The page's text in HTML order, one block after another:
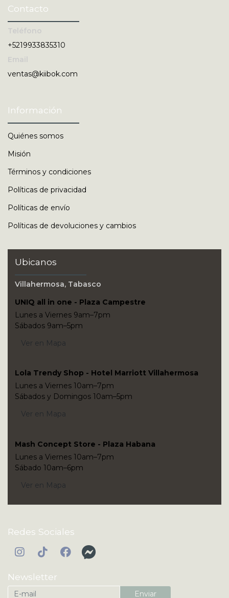
Contacto
+5219933835310
ventas@kiibok.com
Información
Quiénes somos
Misión
Términos y condiciones
Políticas de privacidad
Políticas de envío
Políticas de devoluciones y cambios
Ubicanos
Villahermosa, Tabasco
UNIQ all in one - Plaza Campestre
Lunes a Viernes 9am–7pm
Sábados 9am–5pm
Ver en Mapa
Lola Trendy Shop - Hotel Marriott Villahermosa
Lunes a Viernes 10am–7pm
Sábados y Domingos 10am–5pm
Ver en Mapa
Mash Concept Store - Plaza Habana
Lunes a Viernes 10am–7pm
Sábado 10am–6pm
Ver en Mapa
Redes Sociales
Newsletter
Enviar